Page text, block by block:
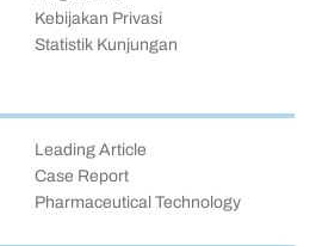
Kebijakan Privasi
Statistik Kunjungan
Leading Article
Case Report
Pharmaceutical Technology